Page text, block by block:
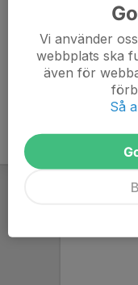
Bingolotter &
ungdomslagen.
Vi använder
webbplats ska
även för
Så